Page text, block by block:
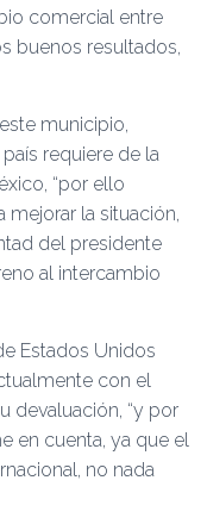
comercial entre
buenos resultados,
municipio,
requiere de la
“por ello
la situación,
del presidente
al intercambio
Estados Unidos
con el
devaluación, “y por
en cuenta, ya que el
no nada